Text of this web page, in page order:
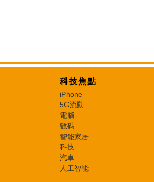
科技焦點
iPhone
5G流動
電腦
數碼
智能家居
科技
汽車
人工智能